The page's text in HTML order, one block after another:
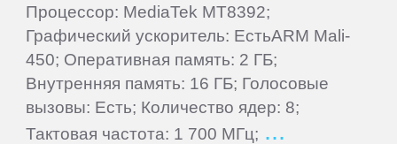
Процессор: MediaTek MT8392;
Графический ускоритель: ЕстьARM Mali-
450; Оперативная память: 2 ГБ;
Внутренняя память: 16 ГБ; Голосовые
вызовы: Есть; Количество ядер: 8;
Тактовая частота: 1 700 МГц;